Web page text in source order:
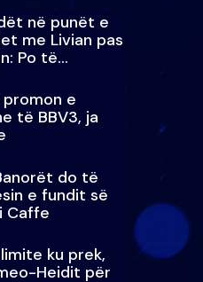
në punët e
me Livian pas
Po të
e
të BBV3, ja
do të
e fundit së
Caffe
ku prek,
Heidit për